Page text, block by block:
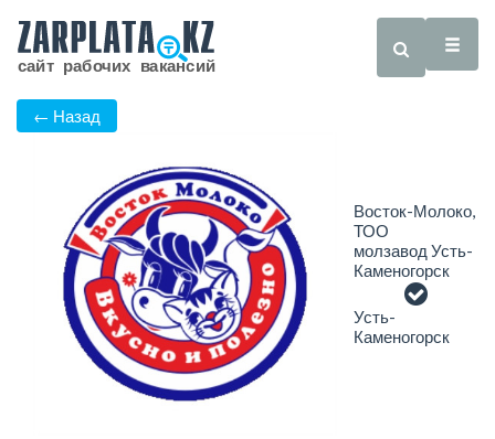
← Назад
Восток-Молоко,
ТОО
молзавод Усть-
Каменогорск
Усть-
Каменогорск